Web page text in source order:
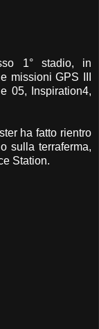
1° stadio, in
missioni GPS III
05, Inspiration4,
ha fatto rientro
sulla terraferma,
Station.